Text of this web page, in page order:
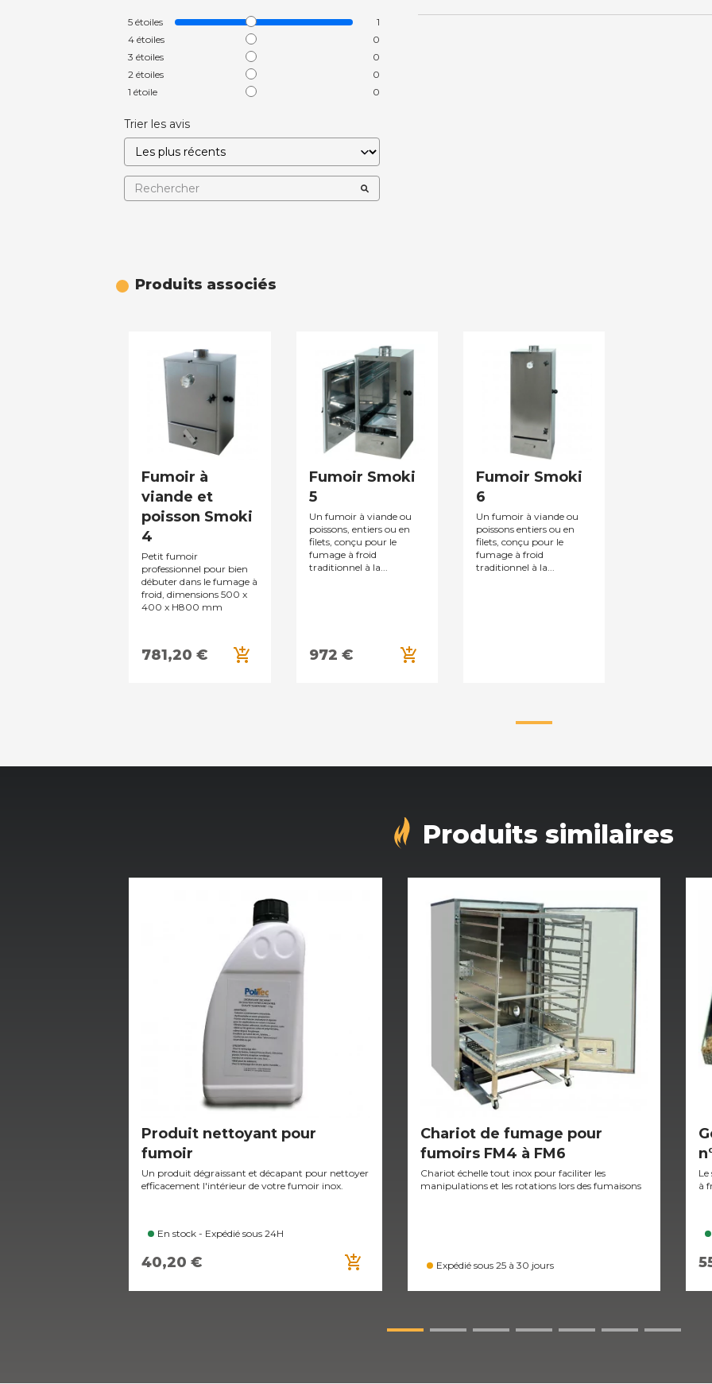
5étoiles
1
4étoiles
0
3étoiles
0
2étoiles
0
1étoile 0
Trier les avis
Produits associés
Fumoir à
viande et
poisson Smoki
4
Petit fumoir
professionnel pour bien
débuter dans le fumage à
froid, dimensions 500 x
400 x H800 mm
781,20 € add_shopping_cart
Fumoir Smoki
5
Un fumoir à viande ou
poissons, entiers ou en
filets, conçu pour le
fumage à froid
traditionnel à la...
972 € add_shopping_cart
Fumoir Smoki
6
Un fumoir à viande ou
poissons entiers ou en
filets, conçu pour le
fumage à froid
traditionnel à la...
Produits similaires
Produit nettoyant pour
fumoir
Un produit dégraissant et décapant pour nettoyer
efficacement l'intérieur de votre fumoir inox.
En stock - Expédié sous 24H
40,20 € add_shopping_cart
Chariot de fumage pour
fumoirs FM4 à FM6
Chariot échelle tout inox pour faciliter les
manipulations et les rotations lors des fumaisons
Expédié sous 25 à 30 jours
à